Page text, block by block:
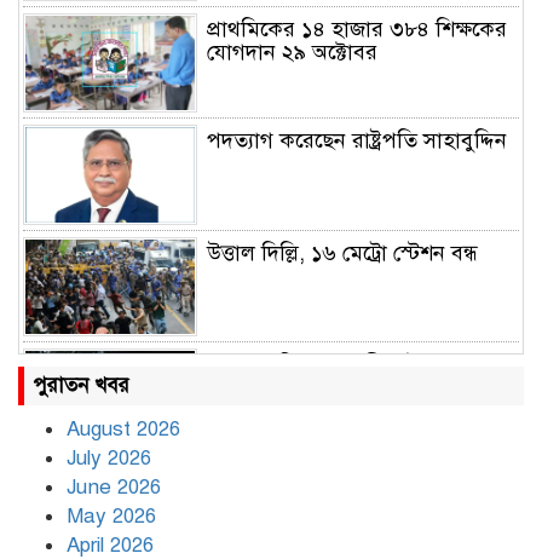
প্রাথমিকের ১৪ হাজার ৩৮৪ শিক্ষকের
যোগদান ২৯ অক্টোবর
পদত্যাগ করেছেন রাষ্ট্রপতি সাহাবুদ্দিন
উত্তাল দিল্লি, ১৬ মেট্রো স্টেশন বন্ধ
পুরাতন খবর
August 2026
July 2026
June 2026
May 2026
April 2026